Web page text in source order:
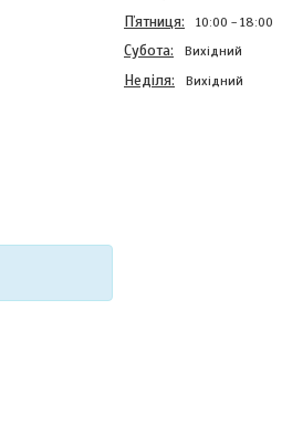
Пʼятниця 10:00 18:00
Субота Вихідний
Неділя Вихідний